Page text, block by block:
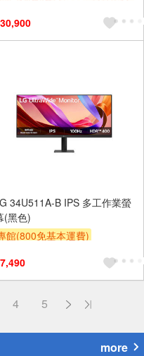
使用6期以上分期0利率,需付
基本安裝運費)
34U511A-B IPS 多工作業螢
(黑色)
館(800免基本運費)
4 5
more